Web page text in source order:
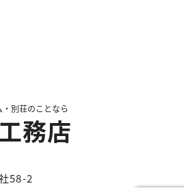
別荘のことなら
務店
58-2